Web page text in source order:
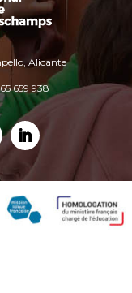
Alicante
659 938